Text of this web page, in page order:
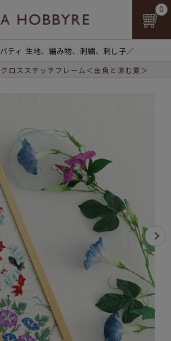
ティ 生地、編み物、刺繍、刺し子／
0
クロスステッチフレーム＜金魚と涼む夏＞